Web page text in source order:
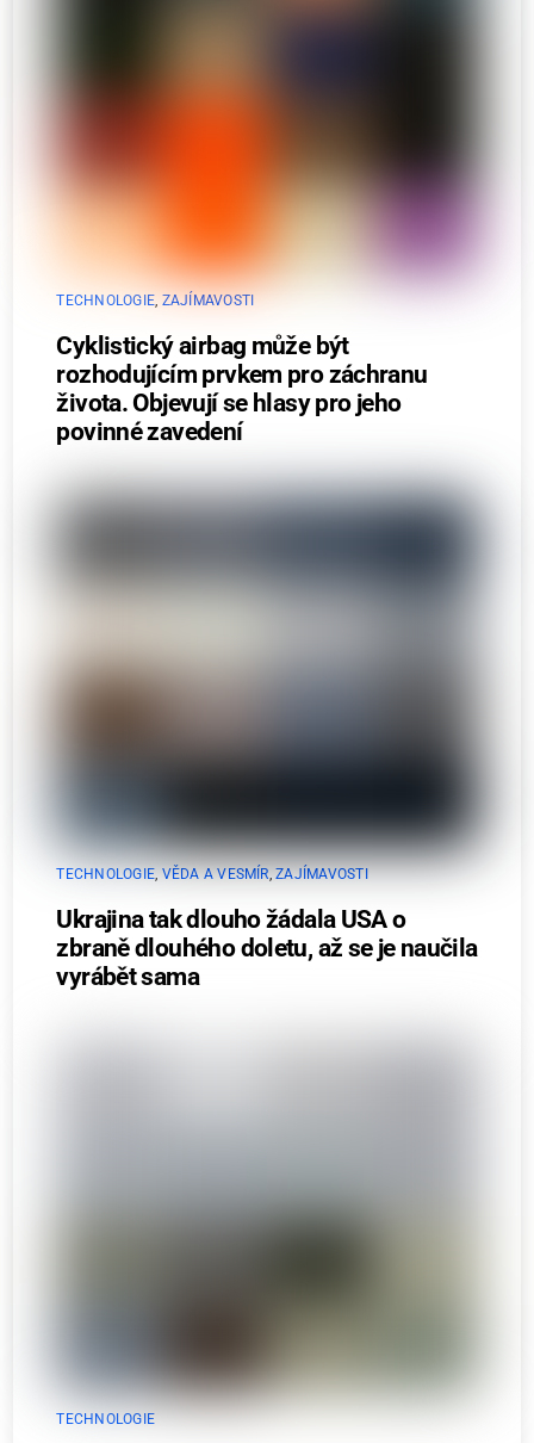
TECHNOLOGIE, ZAJÍMAVOSTI
Cyklistický airbag může být
rozhodujícím prvkem pro záchranu
života. Objevují se hlasy pro jeho
povinné zavedení
TECHNOLOGIE VĚDA A VESMÍR ,ZAJÍMAVOSTI
Ukrajina tak dlouho žádala USA o
zbraně dlouhého doletu, až se je naučila
vyrábět sama
TECHNOLOGIE